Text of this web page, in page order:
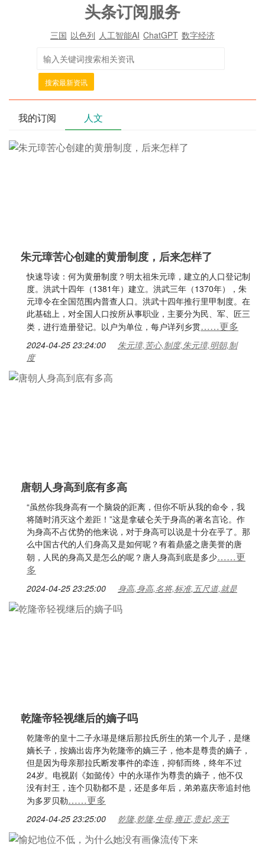
头条订阅服务
三国 以色列 人工智能AI ChatGPT 数字经济
搜索最新资讯
我的订阅 人文
朱元璋苦心创建的黄册制度，后来怎样了
快速导读：何为黄册制度？明太祖朱元璋，建立的人口登记制
度。洪武十四年（1381年）建立。洪武三年（1370年），朱
元璋令在全国范围内普查人口。洪武十四年推行里甲制度。在
此基础上，对全国人口按所从事职业，主要分为民、军、匠三
类，进行造册登记。以户为单位，每户详列乡贯……更多
2024-04-25 23:24:00
朱元璋,苦心,制度,朱元璋,明朝,制
度
唐朝人身高到底有多高
“虽然你我身高有一个脑袋的距离，但你不听从我的命令，我
将随时消灭这个差距！”这是拿破仑关于身高的著名言论。作
为身高不占优势的他来说，对于身高可以说是十分在乎了。那
么中国古代的人们身高又是如何呢？有着鼎盛之唐美誉的唐
朝，人民的身高又是怎么的呢？唐人身高到底是多少……更
多
2024-04-25 23:25:00 身高,身高,名将,标准,五尺道,就是
乾隆帝轻视继后的嫡子吗
乾隆帝的皇十二子永璂是继后那拉氏所生的第一个儿子，是继
嫡长子，按嫡出齿序为乾隆帝的嫡三子，他本是尊贵的嫡子，
但是因为母亲那拉氏断发事件的牵连，抑郁而终，终年不过
24岁。电视剧《如懿传》中的永璂作为尊贵的嫡子，他不仅
没有封王，连个贝勒都不是，还是多年后，弟弟嘉庆帝追封他
为多罗贝勒……更多
2024-04-25 23:25:00 乾隆,乾隆,生母,雍正,贵妃,亲王